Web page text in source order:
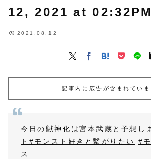
12, 2021 at 02:32PM
2021.08.12
記事内に広告が含まれていま
今日の獣神化は宮本武蔵と予想し
ト #モンスト好きと繫がりたい
#
ス